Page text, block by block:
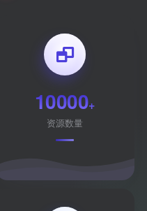
10000+
资源数量